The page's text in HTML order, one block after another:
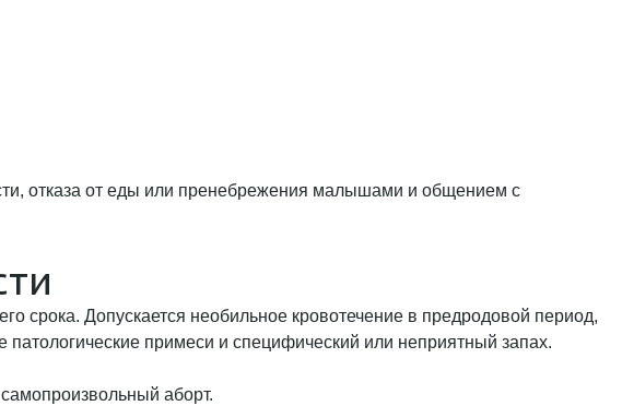
отказа от еды или пренебрежения малышами и общением с
срока. Допускается необильное кровотечение в предродовой период,
примеси и специфический или неприятный запах.
аборт.